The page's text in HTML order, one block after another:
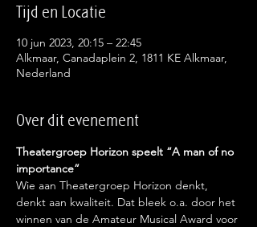
Tijd en Locatie
10 jun 2023, 20:15 – 22:45
Alkmaar, Canadaplein 2, 1811 KE Alkmaar,
Nederland
Over dit evenement
Theatergroep Horizon speelt “A man of no
importance”
Wie aan Theatergroep Horizon denkt,
denkt aan kwaliteit. Dat bleek o.a. door het
winnen van de Amateur Musical Award voor